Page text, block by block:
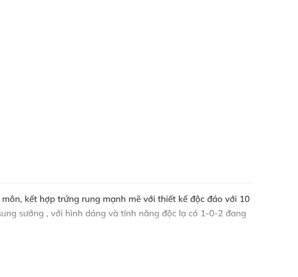
, kết hợp trứng rung mạnh mẽ với thiết kế độc đáo với 10
sướng , với hình dáng và tính năng độc lạ có 1-0-2 đang
hồi tốt